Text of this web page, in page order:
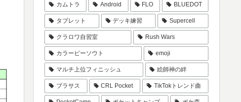
カムトラ Android FLO BLUEDOT
タブレット デッキ練習 Supercell
クラロワ自習室 Rush Wars
カラーピーソウト emoji
マルチ上位フィニッシュ 絵師神の絆
ブラサス CRL Pocket TikTokトレンド曲